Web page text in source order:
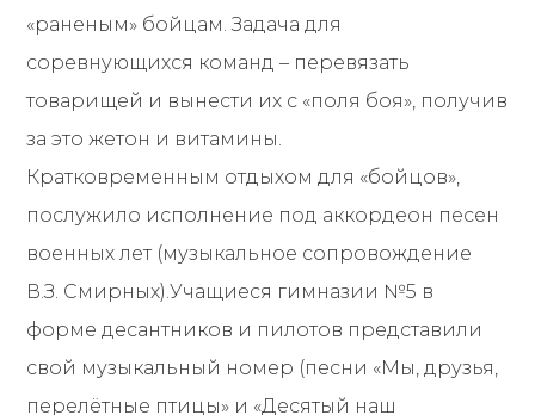
«раненым» бойцам. Задача для
соревнующихся команд – перевязать
товарищей и вынести их с «поля боя», получив
за это жетон и витамины.
Кратковременным отдыхом для «бойцов»,
послужило исполнение под аккордеон песен
военных лет (музыкальное сопровождение
В.З. Смирных).Учащиеся гимназии №5 в
форме десантников и пилотов представили
свой музыкальный номер (песни «Мы, друзья,
перелётные птицы» и «Десятый наш